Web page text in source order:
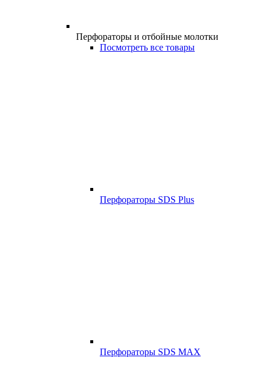
Перфораторы и отбойные молотки
Посмотреть все товары
Перфораторы SDS Plus
Перфораторы SDS MAX